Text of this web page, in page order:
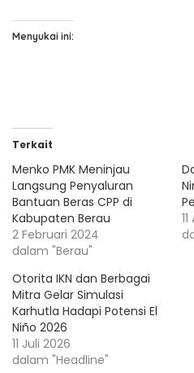
Menyukai ini:
Terkait
Menko PMK Meninjau
Langsung Penyaluran
Bantuan Beras CPP di
Kabupaten Berau
2 Februari 2024
dalam "Berau"
Otorita IKN dan Berbagai
Mitra Gelar Simulasi
Karhutla Hadapi Potensi El
Niño 2026
11 Juli 2026
dalam "Headline"